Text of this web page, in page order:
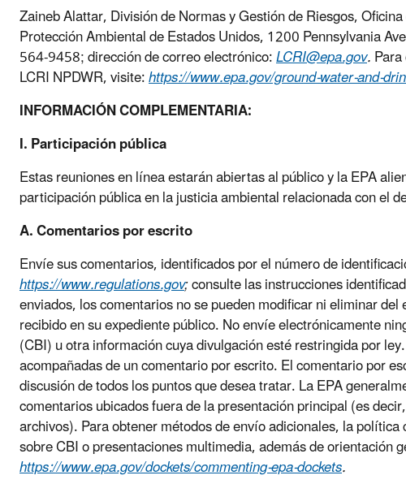
Zaineb Alattar, División de Normas y Gestión de Riesgos,
Protección Ambiental de Estados Unidos, 1200 Pennsylvania
564-9458; dirección de correo electrónico:LCRI@epa.gov.
LCRI NPDWR, visite:https://www.epa.gov/ground-water-and-
INFORMACIÓN COMPLEMENTARIA:
I. Participación pública
Estas reuniones en línea estarán abiertas al público y la EPA
participación pública en la justicia ambiental relacionada con el
A. Comentarios por escrito
Envíe sus comentarios, identificados por el número de
https://www.regulations.gov;consulte las instrucciones
enviados, los comentarios no se pueden modificar ni eliminar
recibido en su expediente público. No envíe electrónicamente
(CBI) u otra información cuya divulgación esté restringida por
acompañadas de un comentario por escrito. El comentario por
discusión de todos los puntos que desea tratar. La EPA
comentarios ubicados fuera de la presentación principal (es
archivos). Para obtener métodos de envío adicionales, la
sobre CBI o presentaciones multimedia, además de orientación
https://www.epa.gov/dockets/commenting-epa-dockets.